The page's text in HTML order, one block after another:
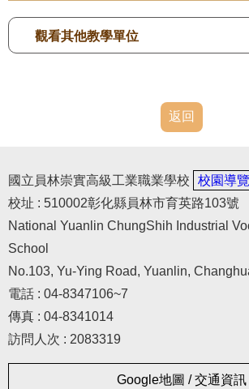
觀看其他教學單位
返回
國立員林崇實高級工業職業學校
校園導覽
校址 : 510002彰化縣員林市育英路103號
National Yuanlin ChungShih Industrial
School
No.103, Yu-Ying Road, Yuanlin,
電話 : 04-8347106~7
傳真 : 04-8341014
訪問人次 : 2083319
Google地圖 / 交通資訊